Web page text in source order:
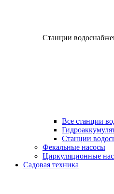
Станции
Все станции
Станции
Фекальные насосы
Циркуляционные
Садовая техника